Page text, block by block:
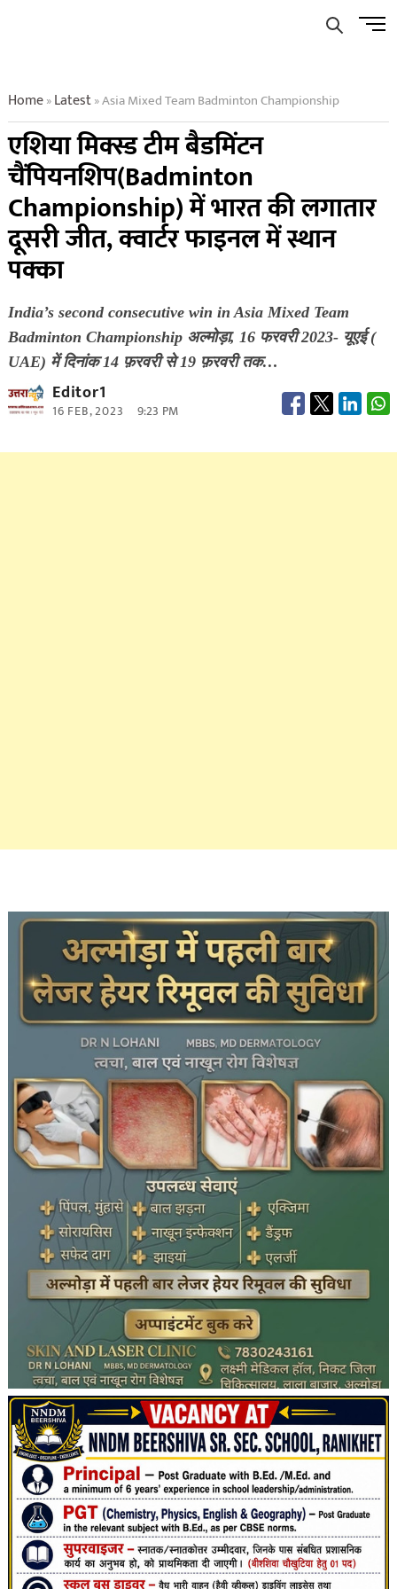
Menu
Home»Latest»Asia Mixed Team Badminton Championship
एशिया मिक्स्ड टीम बैडमिंटन
चैंपियनशिप(Badminton
Championship) में भारत की लगातार
दूसरी जीत, क्वार्टर फाइनल में स्थान
पक्का
India’s second consecutive win in Asia Mixed Team
Badminton Championship अल्मोड़ा, 16 फरवरी 2023- यूएई (
UAE) में दिनांक 14 फ़रवरी से 19 फ़रवरी तक…
Editor1
16 FEB, 2023 9:23 PM